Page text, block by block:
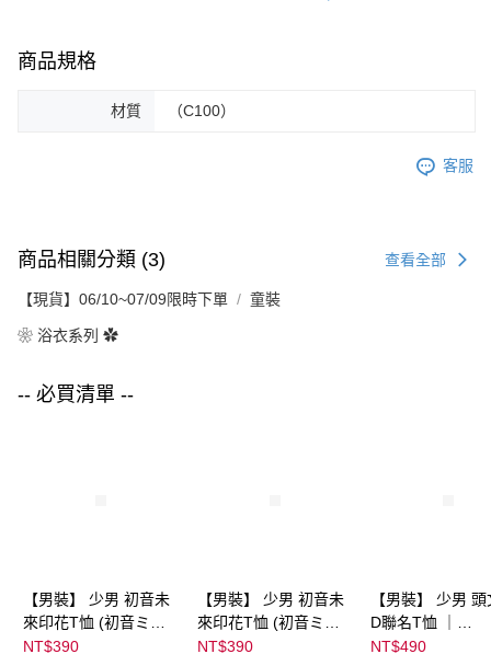
商品規格
材質 （C100）
客服
商品相關分類 (3) 查看全部
【現貨】06/10~07/09限時下單 童裝
❀ 浴衣系列 ✿
-- 必買清單 --
【男裝】 少男 初音未
來印花T恤 (初音ミク)
｜
NT$390
【男裝】 少男 初音未
來印花T恤 (初音ミク)
｜
NT$390
【男裝】 少男
D聯名T恤 ｜
NT$490